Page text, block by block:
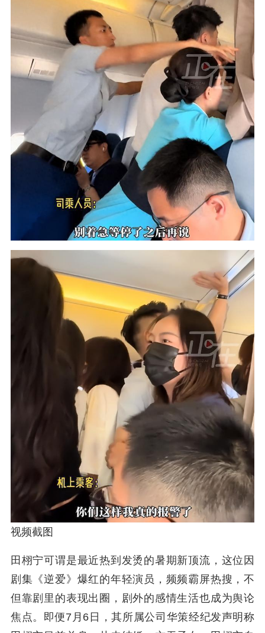
视频截图
田栩宁可谓是最近热到发烫的暑期新顶流，这位因
剧集《逆爱》爆红的年轻演员，频频霸屏热搜，不
但靠剧里的表现出圈，剧外的感情生活也成为舆论
焦点。即便7月6日，其所属公司华策经纪发声明称